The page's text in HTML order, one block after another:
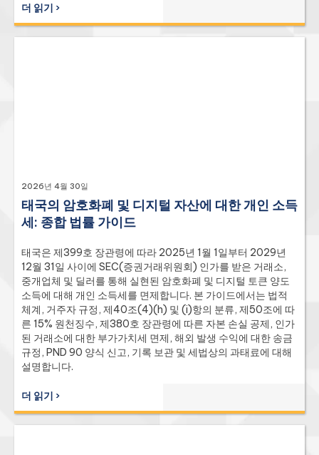
더 읽기 ›
2026년 4월 30일
태국의 암호화폐 및 디지털 자산에 대한 개인 소득
세: 종합 법률 가이드
태국은 제399호 장관령에 따라 2025년 1월 1일부터 2029년
12월 31일 사이에 SEC(증권거래위원회) 인가를 받은 거래소,
중개업체 및 딜러를 통해 실현된 암호화폐 및 디지털 토큰 양도
소득에 대해 개인 소득세를 면제합니다. 본 가이드에서는 법적
체계, 거주자 규정, 제40조(4)(h) 및 (i)항의 분류, 제50조에 따
른 15% 원천징수, 제380호 장관령에 따른 자본 손실 공제, 인가
된 거래소에 대한 부가가치세 면제, 해외 발생 수익에 대한 송금
규정, PND 90 양식 신고, 기록 보관 및 세법상의 과태료에 대해
설명합니다.
더 읽기 ›